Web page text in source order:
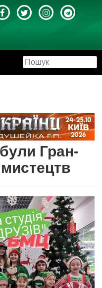
Гран-
мистецтв